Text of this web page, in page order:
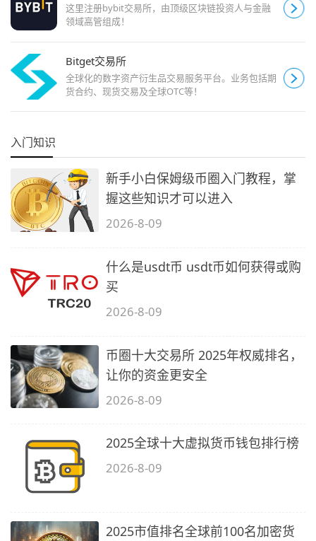
这里注册bybit交易所，由顶级区块链投资人与金融
领域高管组成！
Bitget交易所
全球化的数字资产衍生品交易服务平台。业务包括期
货合约、现货交易及全球OTC等！
入门知识
新手小白保姆级币圈入门教程，掌
握这些知识才可以进入
2026-8-09
什么是usdt币 usdt币如何获得或购
买
2026-8-09
币圈十大交易所 2025年权威排名，
让你的资金更安全
2026-8-09
2025全球十大虚拟货币钱包排行榜
2026-8-09
2025市值排名全球前100名加密货